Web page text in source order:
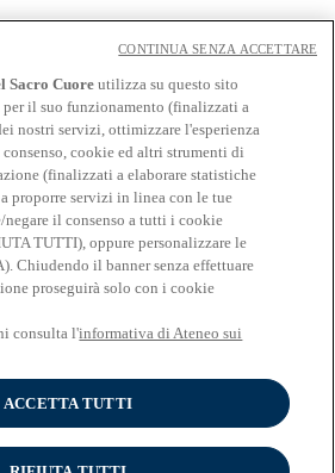
Sacro Cuore utilizza su questo sito
per il suo funzionamento (finalizzati a
nostri servizi, ottimizzare l'esperienza
cookie ed altri strumenti di
(finalizzati a elaborare statistiche
proporre servizi in linea con le tue
negare il consenso a tutti i cookie
TUTTI), oppure personalizzare le
Chiudendo il banner senza effettuare
proseguirà solo con i cookie
consulta l'informativa di Ateneo sui
ACCETTA TUTTI
CONTINUA SENZA ACCETTARE